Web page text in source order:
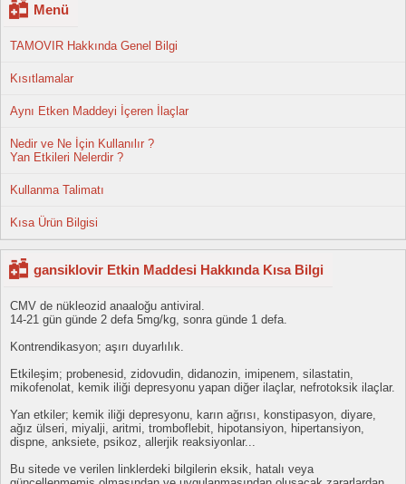
Menü
TAMOVIR Hakkında Genel Bilgi
Kısıtlamalar
Aynı Etken Maddeyi İçeren İlaçlar
Nedir ve Ne İçin Kullanılır ?
Yan Etkileri Nelerdir ?
Kullanma Talimatı
Kısa Ürün Bilgisi
gansiklovir Etkin Maddesi Hakkında Kısa Bilgi
CMV de nükleozid anaaloğu antiviral.
14-21 gün günde 2 defa 5mg/kg, sonra günde 1 defa.
Kontrendikasyon; aşırı duyarlılık.
Etkileşim; probenesid, zidovudin, didanozin, imipenem, silastatin,
mikofenolat, kemik iliği depresyonu yapan diğer ilaçlar, nefrotoksik ilaçlar.
Yan etkiler; kemik iliği depresyonu, karın ağrısı, konstipasyon, diyare,
ağız ülseri, miyalji, aritmi, tromboflebit, hipotansiyon, hipertansiyon,
dispne, anksiete, psikoz, allerjik reaksiyonlar...
Bu sitede ve verilen linklerdeki bilgilerin eksik, hatalı veya